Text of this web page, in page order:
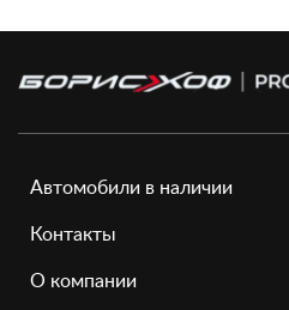
Автомобили в наличии
Контакты
О компании